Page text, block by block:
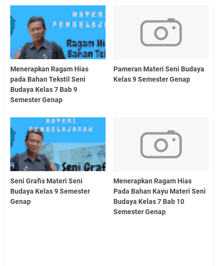
Menerapkan Ragam Hias
pada Bahan Tekstil Seni
Budaya Kelas 7 Bab 9
Semester Genap
Pameran Materi Seni Budaya
Kelas 9 Semester Genap
Seni Grafis Materi Seni
Budaya Kelas 9 Semester
Genap
Menerapkan Ragam Hias
Pada Bahan Kayu Materi Seni
Budaya Kelas 7 Bab 10
Semester Genap